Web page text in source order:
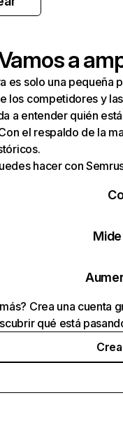
a
es solo una pequeña
los competidores y
a entender quién
el respaldo de la
hacer con
Crea una cuenta
qué está